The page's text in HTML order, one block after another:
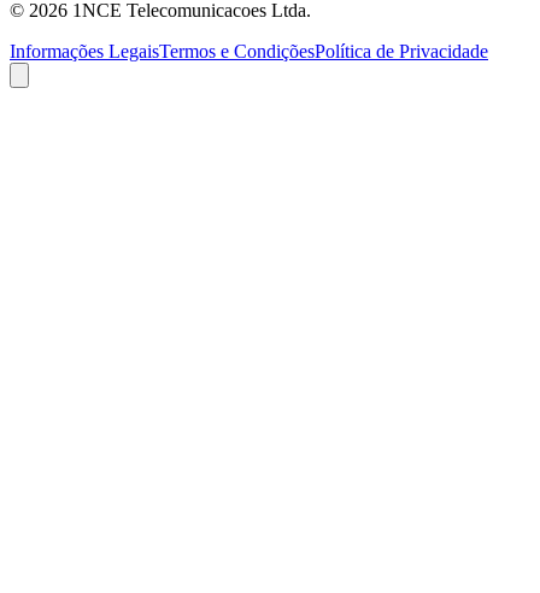
© 2026 1NCE Telecomunicacoes Ltda.
Informações LegaisTermos e CondiçõesPolítica de Privacidade